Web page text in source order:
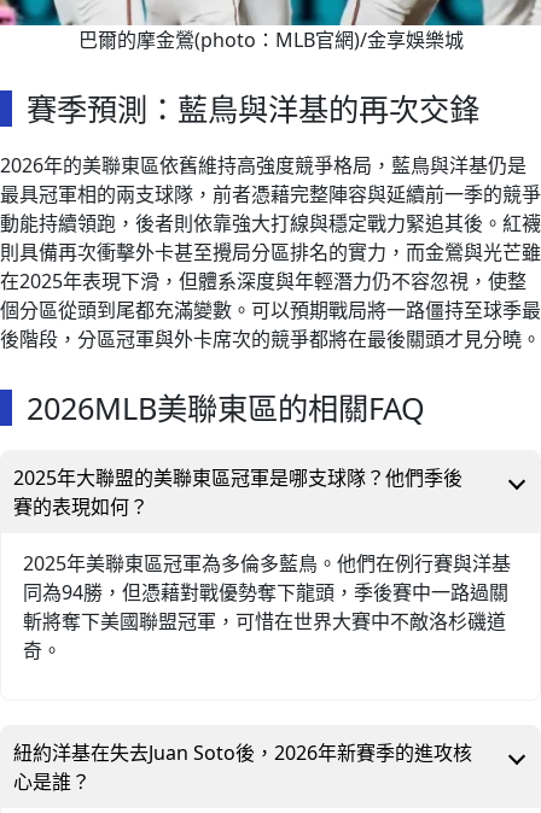
巴爾的摩金鶯(photo：MLB官網)/金享娛樂城
賽季預測：藍鳥與洋基的再次交鋒
2026年的美聯東區依舊維持高強度競爭格局，藍鳥與洋基仍是
最具冠軍相的兩支球隊，前者憑藉完整陣容與延續前一季的競爭
動能持續領跑，後者則依靠強大打線與穩定戰力緊追其後。紅襪
則具備再次衝擊外卡甚至攪局分區排名的實力，而金鶯與光芒雖
在2025年表現下滑，但體系深度與年輕潛力仍不容忽視，使整
個分區從頭到尾都充滿變數。可以預期戰局將一路僵持至球季最
後階段，分區冠軍與外卡席次的競爭都將在最後關頭才見分曉。
2026MLB美聯東區的相關FAQ
2025年大聯盟的美聯東區冠軍是哪支球隊？他們季後
賽的表現如何？
2025年美聯東區冠軍為多倫多藍鳥。他們在例行賽與洋基
同為94勝，但憑藉對戰優勢奪下龍頭，季後賽中一路過關
斬將奪下美國聯盟冠軍，可惜在世界大賽中不敵洛杉磯道
奇。
紐約洋基在失去Juan Soto後，2026年新賽季的進攻核
心是誰？